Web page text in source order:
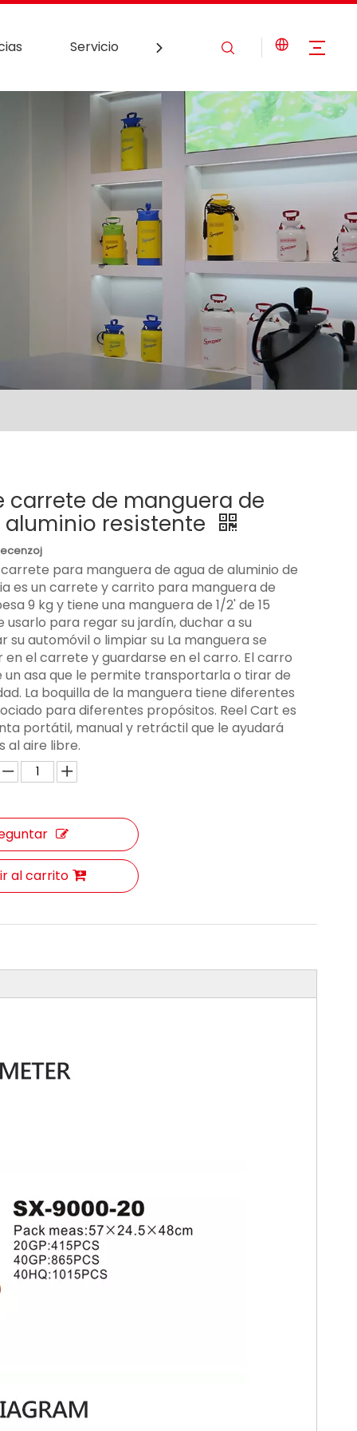
Servicio Contáctenos
07-03
carrete de manguera de
resistente
para manguera de agua de aluminio de
es un carrete y carrito para manguera de
9 kg y tiene una manguera de 1/2' de 15
usarlo para regar su jardín, duchar a su
su automóvil o limpiar su La manguera se
el carrete y guardarse en el carro. El carro
un asa que le permite transportarla o tirar de
La boquilla de la manguera tiene diferentes
para diferentes propósitos. Reel Cart es
portátil, manual y retráctil que le ayudará
al aire libre.
al carrito